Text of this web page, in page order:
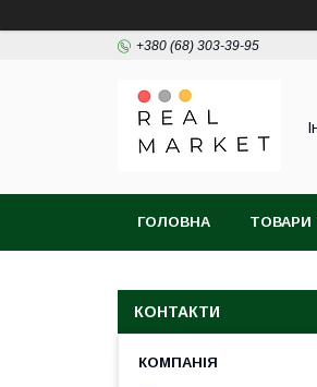
+380 (68) 303-39-95
ГОЛОВНА ТОВАРИ
КОНТАКТИ